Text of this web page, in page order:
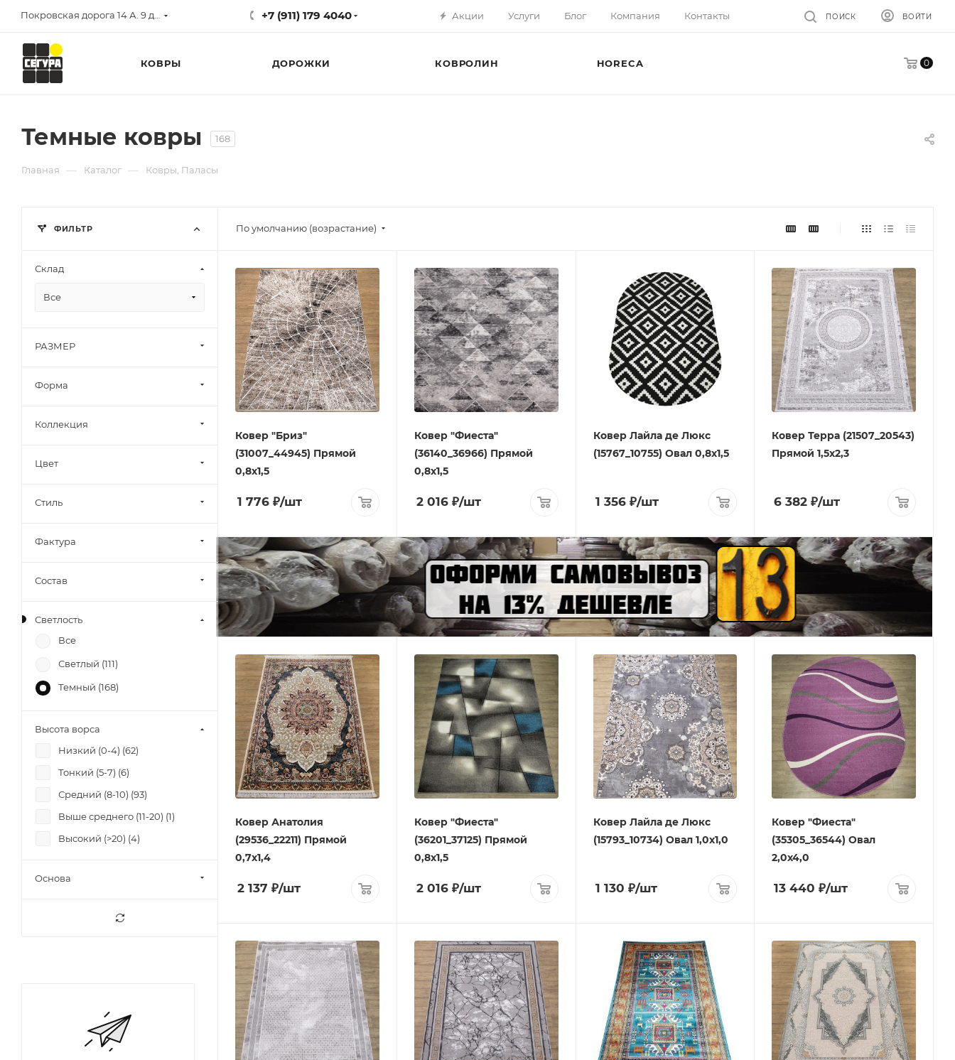
+7 (911) 179 4040 Акции Услуги Блог Компания Контакты ВОЙТИ
ПОИСК
0
КОВРЫ ДОРОЖКИ КОВРОЛИН HORECA
Темные ковры 168
Главная — Каталог — Ковры, Паласы
По умолчанию (возрастание)
Ковер "Бриз"
(31007_44945) Прямой
0,8х1,5
1 776 ₽/шт
Ковер "Фиеста"
(36140_36966) Прямой
0,8х1,5
2 016₽/шт
Ковер Лайла де Люкс
(15767_10755) Овал 0,8х1,5
1 356₽/шт
Ковер Терра (21507_20543)
Прямой 1,5х2,3
6 382 ₽/шт
Ковер Анатолия
(29536_22211) Прямой
0,7х1,4
2 137 ₽/шт
Ковер "Фиеста"
(36201_37125) Прямой
0,8х1,5
2 016₽/шт
Ковер Лайла де Люкс
(15793_10734) Овал 1,0х1,0
1 130 ₽/шт
Ковер "Фиеста"
(35305_36544) Овал
2,0х4,0
13 440 ₽/шт
ФИЛЬТР
Склад
Все
РАЗМЕР
Форма
Коллекция
Цвет
Стиль
Фактура
Состав
Светлость
Все
Светлый (111)
Темный (168)
Высота ворса
Низкий (0-4) (62)
Тонкий (5-7) (6)
Средний (8-10) (93)
Выше среднего (11-20) (1)
Высокий (>20) (4)
Основа